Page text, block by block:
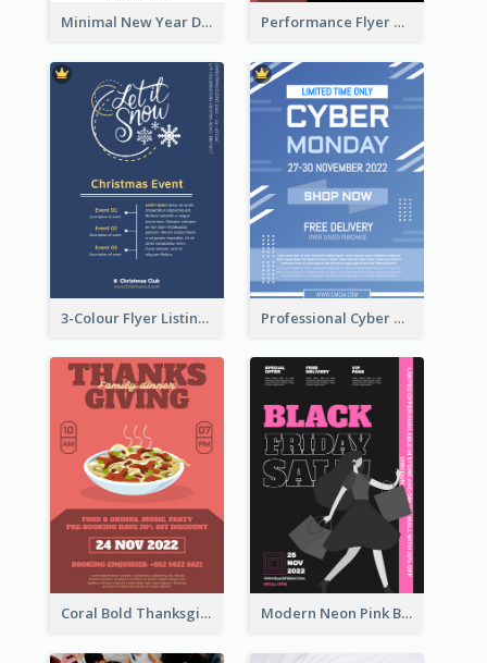
Minimal New Year Dinning Promotion Design Idea Performance Flyer With Monochrome Photo
3-Colour Flyer Listing Christmas Activities Professional Cyber Monday Free Delivery Promotion Flyer Design
Coral Bold Thanksgiving Dinner Promotion Flyer Modern Neon Pink Black Friday Shopping Sale Day Flyer